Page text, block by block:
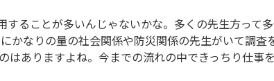
ることが多いんじゃないかな。多くの先生方って
かなりの量の社会関係や防災関係の先生がいて調査
ありますよね。今までの流れの中できっちり仕事